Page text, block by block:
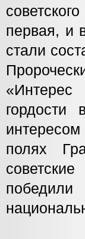
первая, и
стали
гордости
полях